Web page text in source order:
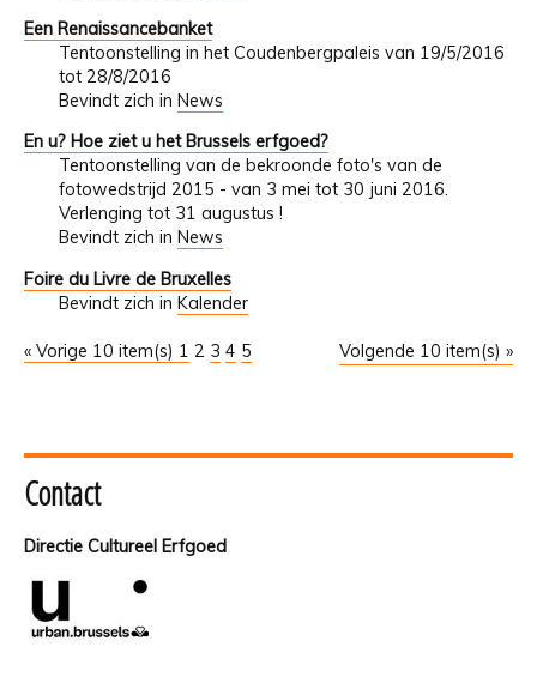
Een Renaissancebanket
Tentoonstelling in het Coudenbergpaleis van 19/5/2016
tot 28/8/2016
Bevindt zich in News
En u? Hoe ziet u het Brussels erfgoed?
Tentoonstelling van de bekroonde foto's van de
fotowedstrijd 2015 - van 3 mei tot 30 juni 2016.
Verlenging tot 31 augustus !
Bevindt zich in News
Foire du Livre de Bruxelles
Bevindt zich in Kalender
« Vorige 10 item(s) Volgende 10 item(s) »
1 2 3 4 5
Contact
Directie Cultureel Erfgoed